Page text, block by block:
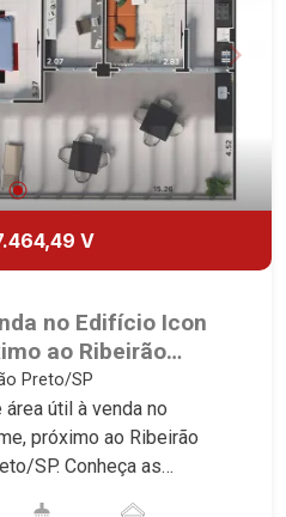
V
no Edifício Icon
ao Ribeirão
Preto/SP.
Preto/SP
útil à venda no
próximo ao Ribeirão
as